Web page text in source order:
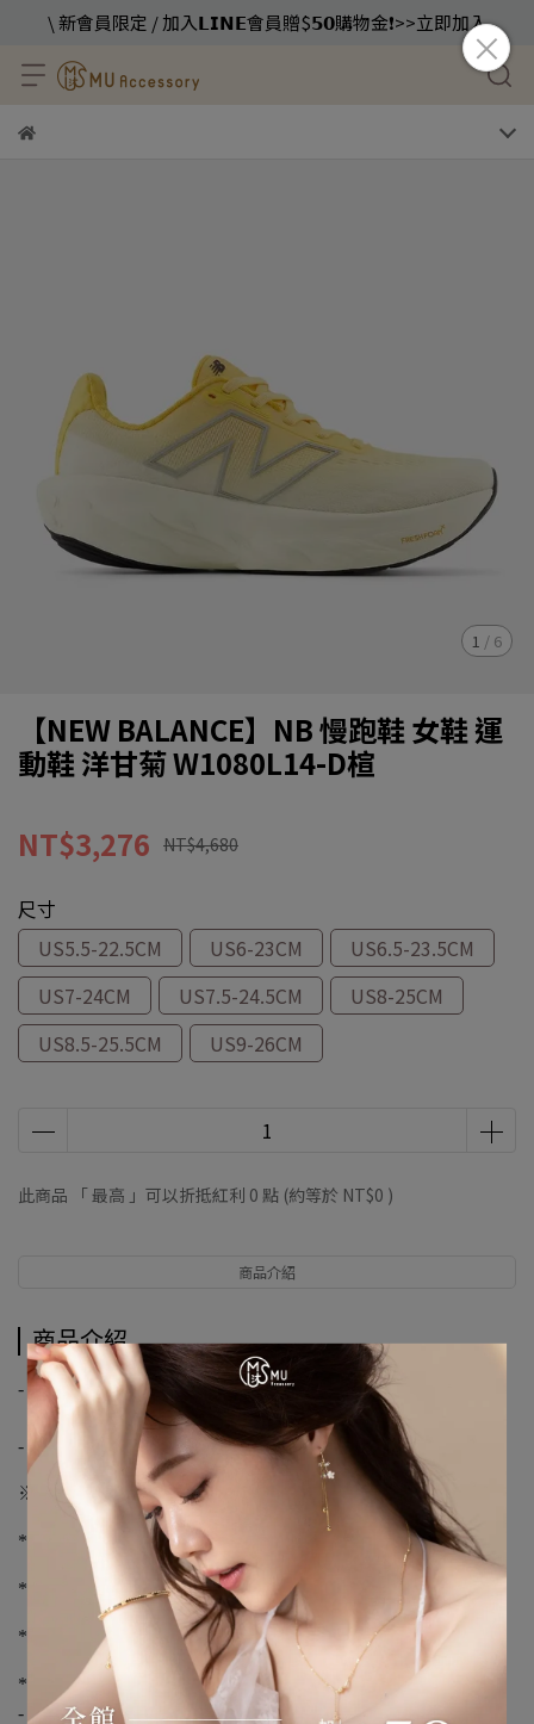
\ 新會員限定 / 加入𝗟𝗜𝗡𝗘會員贈$𝟱𝟬購物金❗️>>立即加入
1 / 6
【NEW BALANCE】NB 慢跑鞋 女鞋 運
動鞋 洋甘菊 W1080L14-D楦
NT$3,276 NT$4,680
尺寸
US5.5-22.5CM
US6-23CM
US6.5-23.5CM
US7-24CM
US7.5-24.5CM
US8-25CM
US8.5-25.5CM
US9-26CM
此商品 「 最高 」可以折抵紅利 0 點 (約等於 NT$0 )
商品介紹
商品介紹
-
【優尼聖運動聯盟】
-
※購物須知※
*下單前請先詢問庫存，下單後3-5個工作天到貨
*不提供外島宅配服務
*如有溢膠、編織顏色不同、新品氣味不屬瑕疵範圍
*請您確認購買再下單，避免浪費資源
-